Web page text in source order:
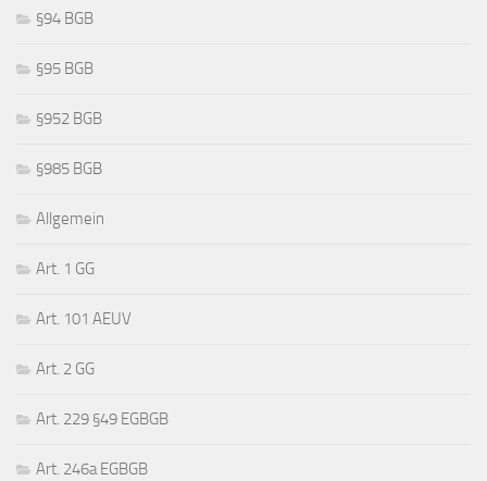
§94 BGB
§95 BGB
§952 BGB
§985 BGB
Allgemein
Art. 1 GG
Art. 101 AEUV
Art. 2 GG
Art. 229 §49 EGBGB
Art. 246a EGBGB